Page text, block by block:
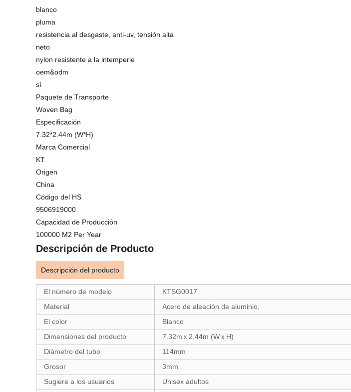
blanco
pluma
resistencia al desgaste, anti-uv, tensión alta
neto
nylon resistente a la intemperie
oem&odm
sí
Paquete de Transporte
Woven Bag
Especificación
7.32*2.44m (W*H)
Marca Comercial
KT
Origen
China
Código del HS
9506919000
Capacidad de Producción
100000 M2 Per Year
Descripción de Producto
Descripción del producto
El número de modelo
KTSG0017
Material
Acero de aleación de aluminio,
El color
Blanco
Dimensiones del producto
7.32m x 2,44m (W x H)
Diámetro del tubo
114mm
Grosor
3mm
Sugiere a los usuarios
Unisex adultos